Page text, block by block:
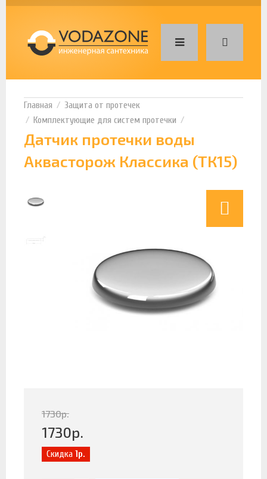
Защита от протечек
Комплектующие для систем протечки
Датчик протечки воды
Аквасторож Классика (ТК15)
1730р.
1730р.
Скидка 1р.